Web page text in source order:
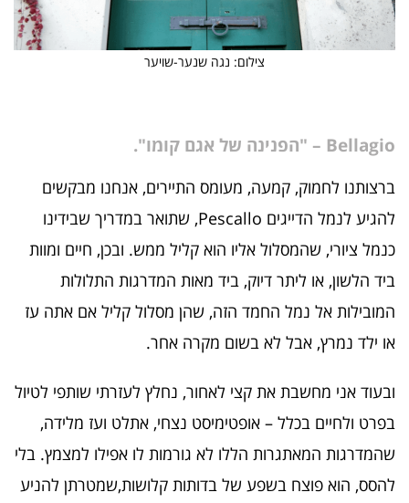
צילום: נגה שנער-שויער
Bellagio – "הפנינה של אגם קומו".
ברצותנו לחמוק, קמעה, מעומס התיירים, אנחנו מבקשים
להגיע לנמל הדייגים Pescallo, שתואר במדריך שבידינו
כנמל ציורי, שהמסלול אליו הוא קליל ממש. ובכן, חיים ומוות
ביד הלשון, או ליתר דיוק, ביד מאות המדרגות התלולות
המובילות אל נמל החמד הזה, שהן מסלול קליל אם אתה עז
או ילד נמרץ, אבל לא בשום מקרה אחר.
ובעוד אני מחשבת את קצי לאחור, נחלץ לעזרתי שותפי לטיול
בפרט ולחיים בכלל – אופטימיסט נצחי, אתלט ועז מלידה,
שהמדרגות המאתגרות הללו לא גורמות לו אפילו למצמץ. בלי
להסס, הוא פוצח בשפע של בדותות קלושות,שמטרתן להניע